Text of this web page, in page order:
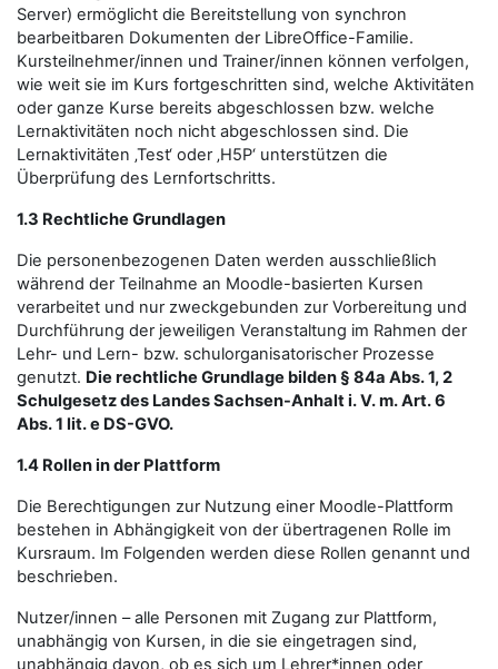
Server) ermöglicht die Bereitstellung von synchron
bearbeitbaren Dokumenten der LibreOffice-Familie.
Kursteilnehmer/innen und Trainer/innen können verfolgen,
wie weit sie im Kurs fortgeschritten sind, welche Aktivitäten
oder ganze Kurse bereits abgeschlossen bzw. welche
Lernaktivitäten noch nicht abgeschlossen sind. Die
Lernaktivitäten ‚Test‘ oder ‚H5P‘ unterstützen die
Überprüfung des Lernfortschritts.
1.3 Rechtliche Grundlagen
Die personenbezogenen Daten werden ausschließlich
während der Teilnahme an Moodle-basierten Kursen
verarbeitet und nur zweckgebunden zur Vorbereitung und
Durchführung der jeweiligen Veranstaltung im Rahmen der
Lehr- und Lern- bzw. schulorganisatorischer Prozesse
genutzt. Die rechtliche Grundlage bilden § 84a Abs. 1, 2
Schulgesetz des Landes Sachsen-Anhalt i. V. m. Art. 6
Abs. 1 lit. e DS-GVO.
1.4 Rollen in der Plattform
Die Berechtigungen zur Nutzung einer Moodle-Plattform
bestehen in Abhängigkeit von der übertragenen Rolle im
Kursraum. Im Folgenden werden diese Rollen genannt und
beschrieben.
Nutzer/innen – alle Personen mit Zugang zur Plattform,
unabhängig von Kursen, in die sie eingetragen sind,
unabhängig davon, ob es sich um Lehrer*innen oder